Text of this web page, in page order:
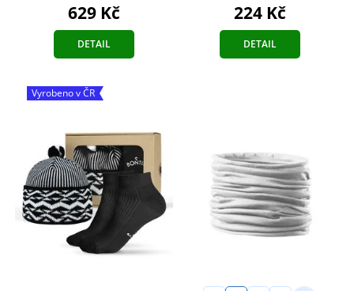
629 Kč
DETAIL
224 Kč
DETAIL
Vyrobeno v ČR